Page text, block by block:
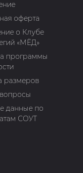
оферта
о Клубе
«МЁД»
программы
размеров
данные по
СОУТ